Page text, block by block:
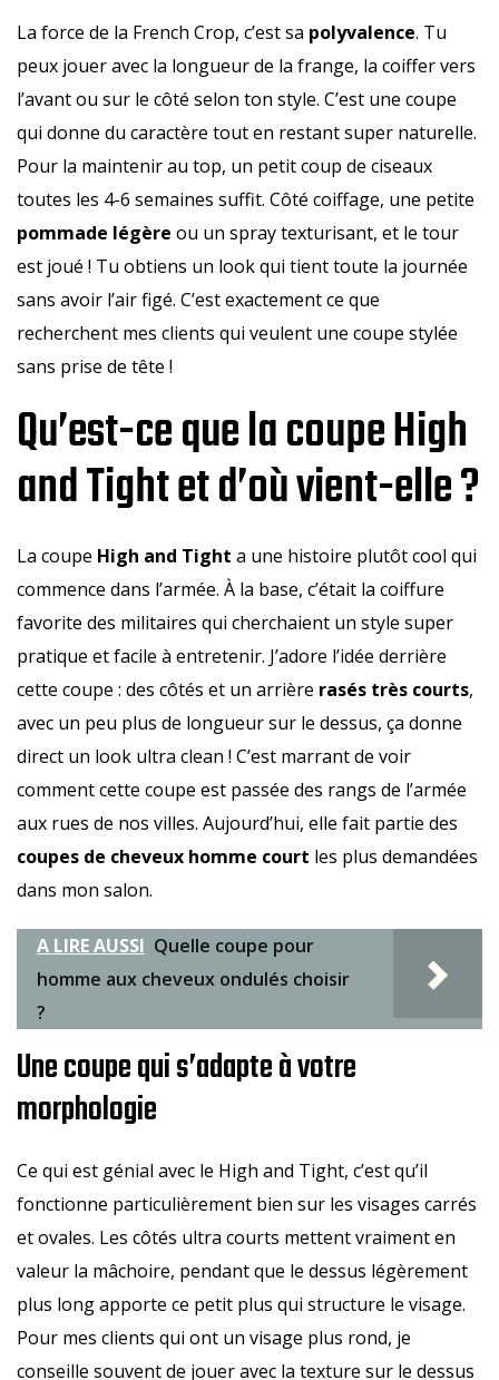
La force de la French Crop, c’est sa polyvalence. Tu
peux jouer avec la longueur de la frange, la coiffer vers
l’avant ou sur le côté selon ton style. C’est une coupe
qui donne du caractère tout en restant super naturelle.
Pour la maintenir au top, un petit coup de ciseaux
toutes les 4-6 semaines suffit. Côté coiffage, une petite
pommade légère ou un spray texturisant, et le tour
est joué ! Tu obtiens un look qui tient toute la journée
sans avoir l’air figé. C’est exactement ce que
recherchent mes clients qui veulent une coupe stylée
sans prise de tête !
Qu’est-ce que la coupe High
and Tight et d’où vient-elle ?
La coupe High and Tight a une histoire plutôt cool qui
commence dans l’armée. À la base, c’était la coiffure
favorite des militaires qui cherchaient un style super
pratique et facile à entretenir. J’adore l’idée derrière
cette coupe : des côtés et un arrière rasés très courts,
avec un peu plus de longueur sur le dessus, ça donne
direct un look ultra clean ! C’est marrant de voir
comment cette coupe est passée des rangs de l’armée
aux rues de nos villes. Aujourd’hui, elle fait partie des
coupes de cheveux homme court les plus demandées
dans mon salon.
A LIRE AUSSI Quelle coupe pour
homme aux cheveux ondulés choisir
?
Une coupe qui s’adapte à votre
morphologie
Ce qui est génial avec le High and Tight, c’est qu’il
fonctionne particulièrement bien sur les visages carrés
et ovales. Les côtés ultra courts mettent vraiment en
valeur la mâchoire, pendant que le dessus légèrement
plus long apporte ce petit plus qui structure le visage.
Pour mes clients qui ont un visage plus rond, je
conseille souvent de jouer avec la texture sur le dessus